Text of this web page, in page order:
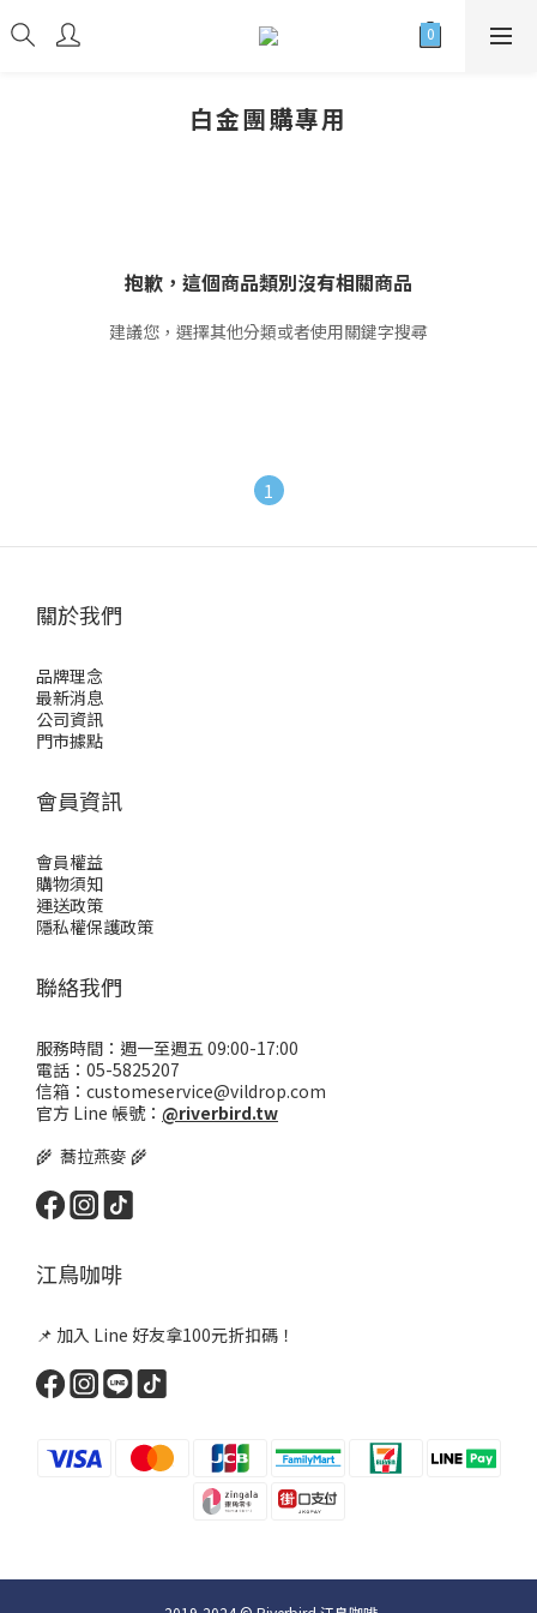
白金團購專用
抱歉，這個商品類別沒有相關商品
建議您，選擇其他分類或者使用關鍵字搜尋
1
關於我們
品牌理念
最新消息
公司資訊
門市據點
會員資訊
會員權益
購物須知
運送政策
隱私權保護政策
聯絡我們
服務時間：週一至週五 09:00-17:00
電話：05-5825207
信箱：customeservice@vildrop.com
官方 Line 帳號： @riverbird.tw
🌾 蕎拉燕麥 🌾
江鳥咖啡
📌 加入 Line 好友拿100元折扣碼！